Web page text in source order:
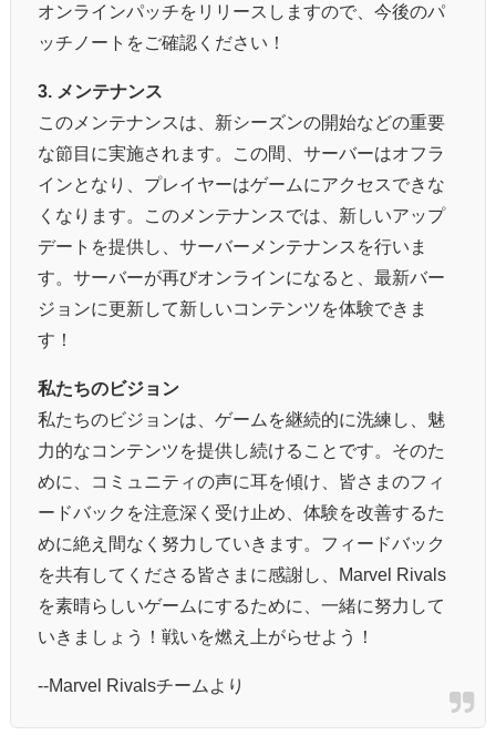
オンラインパッチをリリースしますので、今後のパ
ッチノートをご確認ください！
3. メンテナンス
このメンテナンスは、新シーズンの開始などの重要
な節目に実施されます。この間、サーバーはオフラ
インとなり、プレイヤーはゲームにアクセスできな
くなります。このメンテナンスでは、新しいアップ
デートを提供し、サーバーメンテナンスを行いま
す。サーバーが再びオンラインになると、最新バー
ジョンに更新して新しいコンテンツを体験できま
す！
私たちのビジョン
私たちのビジョンは、ゲームを継続的に洗練し、魅
力的なコンテンツを提供し続けることです。そのた
めに、コミュニティの声に耳を傾け、皆さまのフィ
ードバックを注意深く受け止め、体験を改善するた
めに絶え間なく努力していきます。フィードバック
を共有してくださる皆さまに感謝し、Marvel Rivals
を素晴らしいゲームにするために、一緒に努力して
いきましょう！戦いを燃え上がらせよう！
--Marvel Rivalsチームより